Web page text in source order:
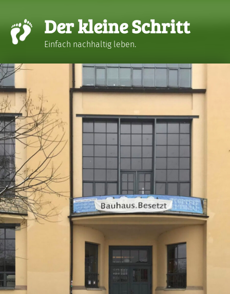
Der kleine Schritt
Einfach nachhaltig leben.